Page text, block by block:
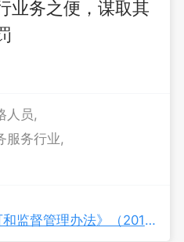
业务之便，谋取其
人员,
服务行业,
《会计师事务所执业许可和监督管理办法》（2019年修订）